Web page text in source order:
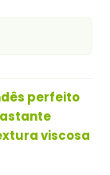
perfeito
viscosa